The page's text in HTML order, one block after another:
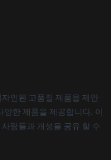
인된 고품질 제품을 제안
한 제품을 제공합니다. 이
람들과 개성을 공유 할 수